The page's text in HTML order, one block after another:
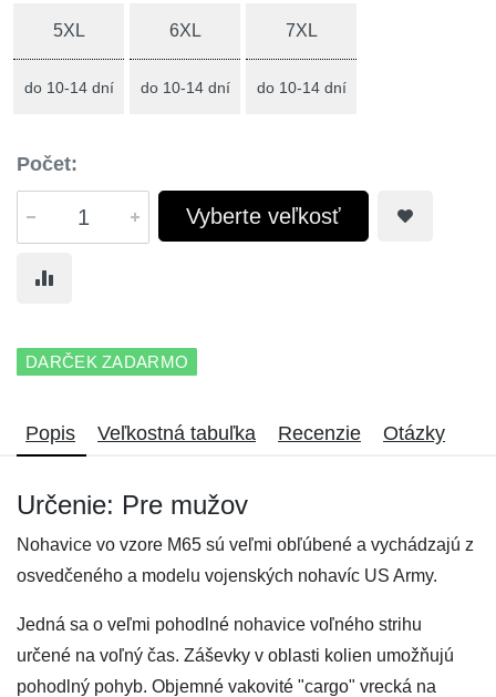
5XL
do 10-14 dní
6XL
do 10-14 dní
7XL
do 10-14 dní
Počet:
Vyberte veľkosť
DARČEK ZADARMO
Popis Veľkostná tabuľka Recenzie Otázky
Určenie: Pre mužov
Nohavice vo vzore M65 sú veľmi obľúbené a vychádzajú z
osvedčeného a modelu vojenských nohavíc US Army.
Jedná sa o veľmi pohodlné nohavice voľného strihu
určené na voľný čas. Záševky v oblasti kolien umožňujú
pohodlný pohyb. Objemné vakovité "cargo" vrecká na